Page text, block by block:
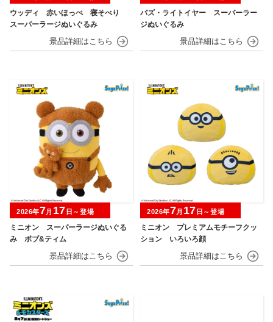
ウッディ 赤いほっぺ 寝そべり
スーパーラージぬいぐるみ
バズ・ライトイヤー スーパーラー
ジぬいぐるみ
ミニオン スーパーラージぬいぐる
み ボブ&ティム
2026年7月 17 日～登場
ミニオン プレミアムモチーフクッ
ション いろいろ顔
2026年7月 17 日～登場